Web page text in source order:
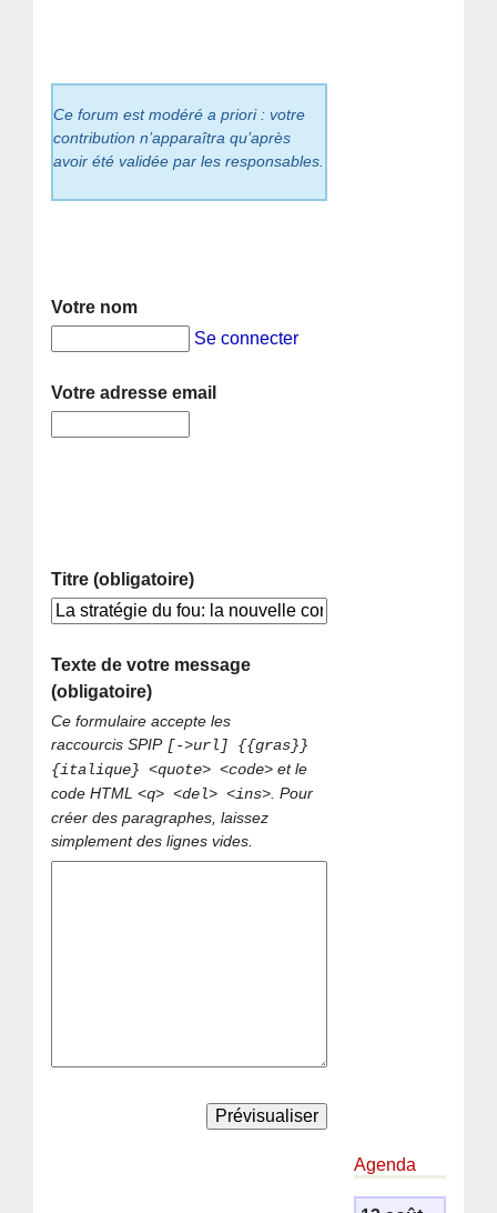
Ce forum est modéré a priori : votre
contribution n’apparaîtra qu’après
avoir été validée par les responsables.
Votre nom
Se connecter
Votre adresse email
Titre (obligatoire)
Texte de votre message
(obligatoire)
Ce formulaire accepte les
raccourcis SPIP [->url] {{gras}}
{italique} <quote> <code> et le
code HTML<q> <del> <ins> . Pour
créer des paragraphes, laissez
simplement des lignes vides.
Agenda